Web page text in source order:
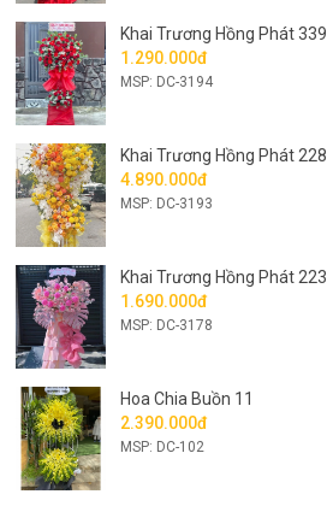
Khai Trương Hồng Phát 339
1.290.000đ
MSP: DC-3194
Khai Trương Hồng Phát 228
4.890.000đ
MSP: DC-3193
Khai Trương Hồng Phát 223
1.690.000đ
MSP: DC-3178
Hoa Chia Buồn 11
2.390.000đ
MSP: DC-102